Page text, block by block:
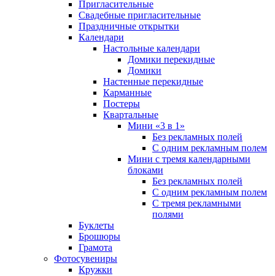
Пригласительные
Свадебные пригласительные
Праздничные открытки
Календари
Настольные календари
Домики перекидные
Домики
Настенные перекидные
Карманные
Постеры
Квартальные
Мини «3 в 1»
Без рекламных полей
С одним рекламным полем
Мини с тремя календарными
блоками
Без рекламных полей
С одним рекламным полем
С тремя рекламными
полями
Буклеты
Брошюры
Грамота
Фотосувениры
Кружки